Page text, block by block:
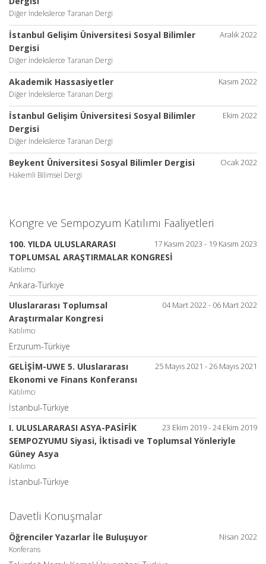
Diğer İndekslerce Taranan Dergi
Aralık 2022
İstanbul Gelişim Üniversitesi Sosyal Bilimler
Dergisi
Diğer İndekslerce Taranan Dergi
Kasım 2022
Akademik Hassasiyetler
Diğer İndekslerce Taranan Dergi
Ekim 2022
İstanbul Gelişim Üniversitesi Sosyal Bilimler
Dergisi
Diğer İndekslerce Taranan Dergi
Ocak 2022
Beykent Üniversitesi Sosyal Bilimler Dergisi
Hakemli Bilimsel Dergi
Kongre ve Sempozyum Katılımı Faaliyetleri
17 Kasım 2023 - 19 Kasım 2023
100. YILDA ULUSLARARASI
TOPLUMSAL ARAŞTIRMALAR KONGRESİ
Katılımcı
Ankara-Türkiye
04 Mart 2022 - 06 Mart 2022
Uluslararası Toplumsal
Araştırmalar Kongresi
Katılımcı
Erzurum-Türkiye
25 Mayıs 2021 - 26 Mayıs 2021
GELİŞİM-UWE 5. Uluslararası
Ekonomi ve Finans Konferansı
Katılımcı
İstanbul-Türkiye
23 Ekim 2019 - 24 Ekim 2019
I. ULUSLARARASI ASYA-PASİFİK
SEMPOZYUMU Siyasi, İktisadi ve Toplumsal Yönleriyle
Güney Asya
Katılımcı
İstanbul-Türkiye
Davetli Konuşmalar
Nisan 2022
Öğrenciler Yazarlar İle Buluşuyor
Konferans